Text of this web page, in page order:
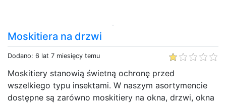
Moskitiera na drzwi
Dodano: 6 lat 7 miesięcy temu
Moskitiery stanowią świetną ochronę przed
wszelkiego typu insektami. W naszym asortymencie
dostępne są zarówno moskitiery na okna, drzwi, okna